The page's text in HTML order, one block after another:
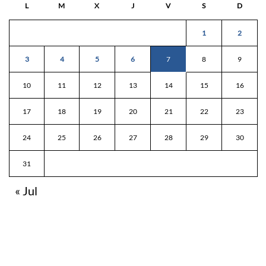
L M X J V S D
1 2
3 4 5 6 7 8 9
10 11 12 13 14 15 16
17 18 19 20 21 22 23
24 25 26 27 28 29 30
31
« Jul